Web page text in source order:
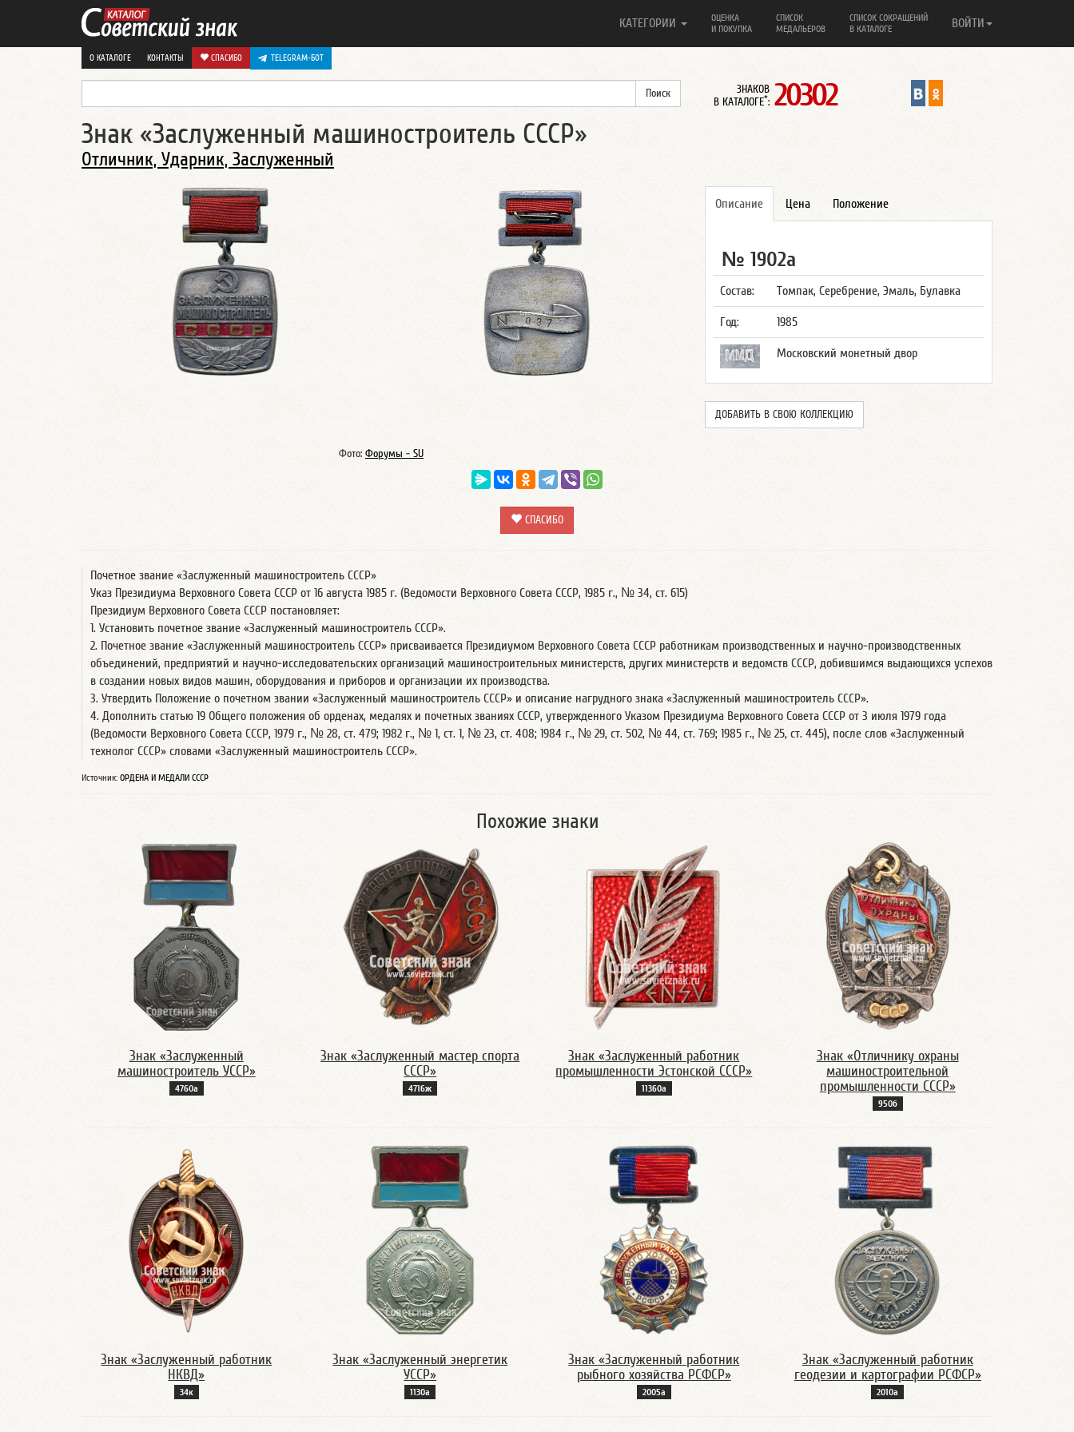
КАТЕГОРИИ
ОЦЕНКА
И ПОКУПКА
СПИСОК
МЕДАЛЬЕРОВ
СПИСОК СОКРАЩЕНИЙ
В КАТАЛОГЕ
ВОЙТИ
О КАТАЛОГЕ КОНТАКТЫ СПАСИБО TELEGRAM-БОТ
ЗНАКОВ
В КАТАЛОГЕ*: 20302
Знак «Заслуженный машиностроитель СССР»
Отличник, Ударник, Заслуженный
Описание Цена Положение
№ 1902а
Состав: Томпак, Серебрение, Эмаль, Булавка
Год: 1985
Московский монетный двор
ДОБАВИТЬ В СВОЮ КОЛЛЕКЦИЮ
Фото: Форумы - SU
СПАСИБО
Почетное звание «Заслуженный машиностроитель СССР»
Указ Президиума Верховного Совета СССР от 16 августа 1985 г. (Ведомости Верховного Совета СССР, 1985 г., № 34, ст. 615)
Президиум Верховного Совета СССР постановляет:
1. Установить почетное звание «Заслуженный машиностроитель СССР».
2. Почетное звание «Заслуженный машиностроитель СССР» присваивается Президиумом Верховного Совета СССР работникам производственных и научно-производственных
объединений, предприятий и научно-исследовательских организаций машиностроительных министерств, других министерств и ведомств СССР, добившимся выдающихся успехов
в создании новых видов машин, оборудования и приборов и организации их производства.
3. Утвердить Положение о почетном звании «Заслуженный машиностроитель СССР» и описание нагрудного знака «Заслуженный машиностроитель СССР».
4. Дополнить статью 19 Общего положения об орденах, медалях и почетных званиях СССР, утвержденного Указом Президиума Верховного Совета СССР от 3 июля 1979 года
(Ведомости Верховного Совета СССР, 1979 г., № 28, ст. 479; 1982 г., № 1, ст. 1, № 23, ст. 408; 1984 г., № 29, ст. 502, № 44, ст. 769; 1985 г., № 25, ст. 445), после слов «Заслуженный
технолог СССР» словами «Заслуженный машиностроитель СССР».
Источник: ОРДЕНА И МЕДАЛИ СССР
Похожие знаки
Знак «Заслуженный
машиностроитель УССР»
4760а
Знак «Заслуженный мастер спорта
СССР»
4716ж
Знак «Заслуженный работник
промышленности Эстонской СССР»
11360а
Знак «Отличнику охраны
машиностроительной
промышленности СССР»
950б
Знак «Заслуженный работник
НКВД»
34к
Знак «Заслуженный энергетик
УССР»
1130а
Знак «Заслуженный работник
рыбного хозяйства РСФСР»
2005а
Знак «Заслуженный работник
геодезии и картографии РСФСР»
2010а